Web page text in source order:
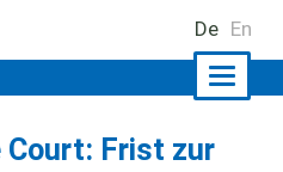
De En
Court: Frist zur